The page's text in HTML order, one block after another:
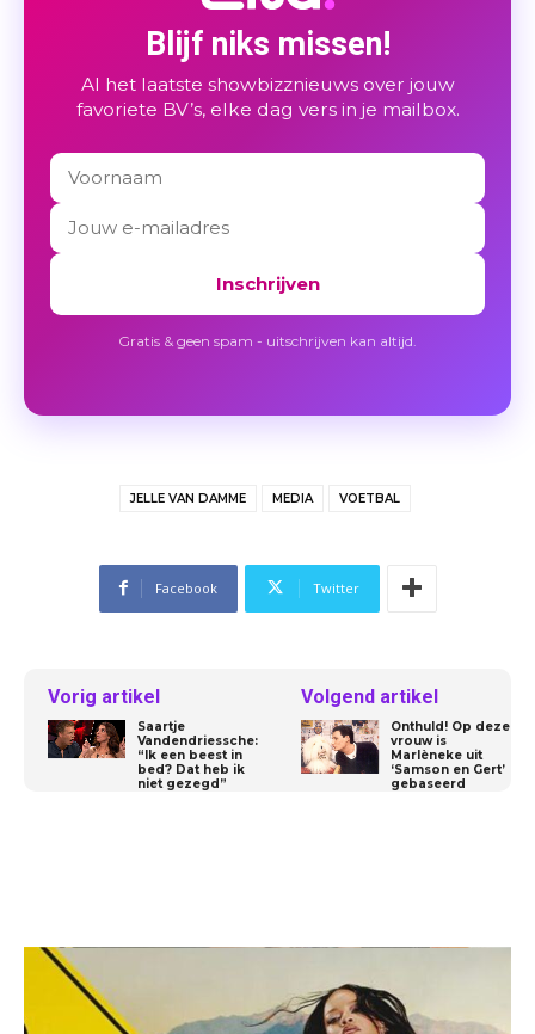
Blijf niks missen!
Al het laatste showbizznieuws over jouw
favoriete BV’s, elke dag vers in je mailbox.
Inschrijven
Gratis & geen spam - uitschrijven kan altijd.
JELLE VAN DAMME MEDIA VOETBAL
Facebook Twitter
Vorig artikel
Saartje
Vandendriessche:
“Ik een beest in
bed? Dat heb ik
niet gezegd”
Volgend artikel
Onthuld! Op deze
vrouw is
Marlèneke uit
‘Samson en Gert’
gebaseerd